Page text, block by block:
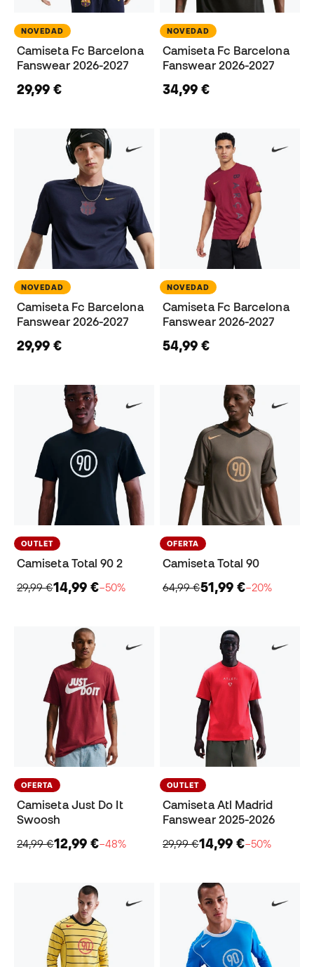
NOVEDAD
Camiseta Fc Barcelona
Fanswear 2026-2027
29,99 €
NOVEDAD
Camiseta Fc Barcelona
Fanswear 2026-2027
34,99 €
NOVEDAD
Camiseta Fc Barcelona
Fanswear 2026-2027
29,99 €
NOVEDAD
Camiseta Fc Barcelona
Fanswear 2026-2027
54,99 €
OUTLET
Camiseta Total 90 2
29,99 €14,99 €−50%
OFERTA
Camiseta Total 90
64,99 €51,99 €−20%
OFERTA
Camiseta Just Do It
Swoosh
24,99 €12,99 €−48%
OUTLET
Camiseta Atl Madrid
Fanswear 2025-2026
29,99 €14,99 €−50%